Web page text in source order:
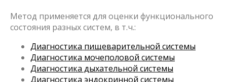
Метод применяется для оценки функционального
состояния разных систем, в т. ч.:
Диагностика пищеварительной системы
Диагностика мочеполовой системы
Диагностика дыхательной системы
Диагностика эндокринной системы